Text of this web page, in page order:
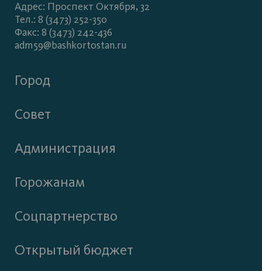
Адрес: Проспект Октября, 32
Тел.: 8 (3473) 252-350
Факс: 8 (3473) 242-436
adm59@bashkortostan.ru
Город
Совет
Администрация
Горожанам
Соцпартнерство
Открытый бюджет